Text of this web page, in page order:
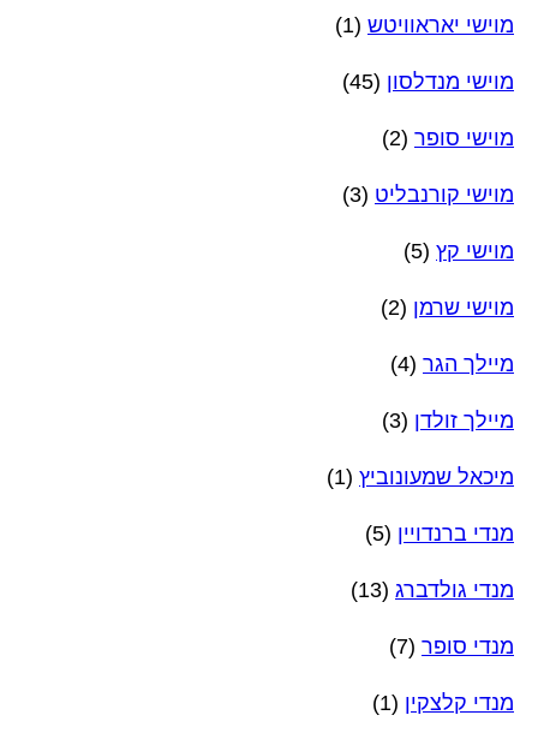
מוישי יאראוויטש (1)
מוישי מנדלסון (45)
מוישי סופר (2)
מוישי קורנבליט (3)
מוישי קץ (5)
מוישי שרמן (2)
מיילך הגר (4)
מיילך זולדן (3)
מיכאל שמעונוביץ (1)
מנדי ברנדויין (5)
מנדי גולדברג (13)
מנדי סופר (7)
מנדי קלצקין (1)